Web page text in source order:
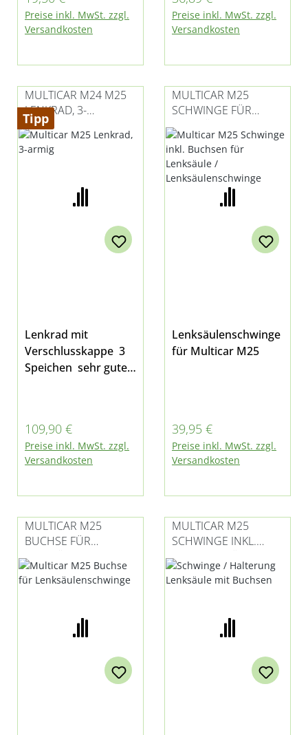
Preise inkl. MwSt. zzgl.
Versandkosten
Preise inkl. MwSt. zzgl.
Versandkosten
Tipp
MULTICAR M24 M25
LENKRAD, 3-
SPEICHEN
Lenkrad mit
Verschlusskappe 3
Speichen sehr gute
Regulärer Preis:
109,90 €
Preise inkl. MwSt. zzgl.
Versandkosten
MULTICAR M25
SCHWINGE FÜR
LENKSÄULE /
LENKSÄULENSCHWIN
GE
Lenksäulenschwinge
für Multicar M25
Regulärer Preis:
39,95 €
Preise inkl. MwSt. zzgl.
Versandkosten
MULTICAR M25
BUCHSE FÜR
LENKSÄULENSCHWIN
GE
MULTICAR M25
SCHWINGE INKL.
BUCHSEN FÜR
LENKSÄULE /
LENKSÄULENSCHWIN